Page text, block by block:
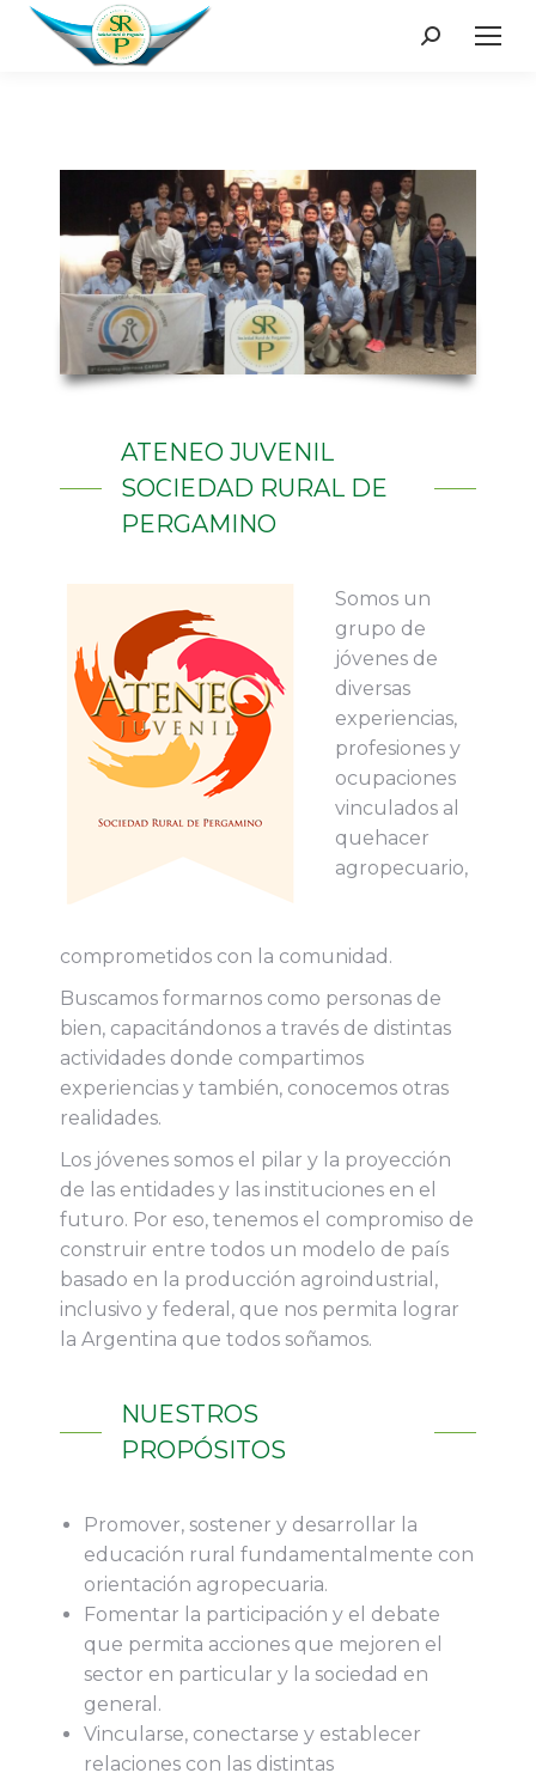
Search:
ATENEO JUVENIL
SOCIEDAD RURAL DE
PERGAMINO
Somos un
grupo de
jóvenes de
diversas
experiencias,
profesiones y
ocupaciones
vinculados al
quehacer
agropecuario,
comprometidos con la comunidad.
Buscamos formarnos como personas de
bien, capacitándonos a través de distintas
actividades donde compartimos
experiencias y también, conocemos otras
realidades.
Los jóvenes somos el pilar y la proyección
de las entidades y las instituciones en el
futuro. Por eso, tenemos el compromiso de
construir entre todos un modelo de país
basado en la producción agroindustrial,
inclusivo y federal, que nos permita lograr
la Argentina que todos soñamos.
NUESTROS
PROPÓSITOS
Promover, sostener y desarrollar la
educación rural fundamentalmente con
orientación agropecuaria.
Fomentar la participación y el debate
que permita acciones que mejoren el
sector en particular y la sociedad en
general.
Vincularse, conectarse y establecer
relaciones con las distintas